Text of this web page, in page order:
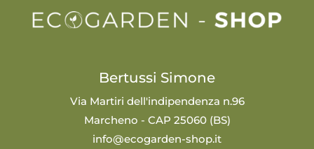
Bertussi Simone
Via Martiri dell'indipendenza n.96
Marcheno - CAP 25060 (BS)
info@ecogarden-shop.it